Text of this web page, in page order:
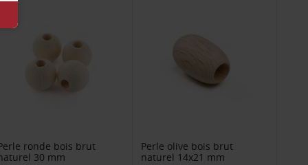
ronde bois brut
30 mm
Perle olive bois brut
naturel 14x21 mm